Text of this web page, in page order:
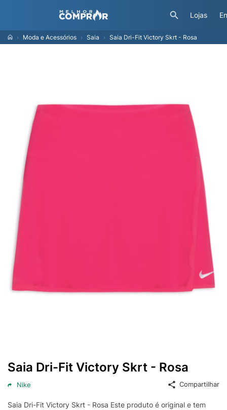
Lojas
Moda e Acessórios Saia Saia Dri-Fit Victory Skrt - Rosa
Saia Dri-Fit Victory Skrt - Rosa
Nike Compartilhar
Saia Dri-Fit Victory Skrt - Rosa Este produto é original e tem